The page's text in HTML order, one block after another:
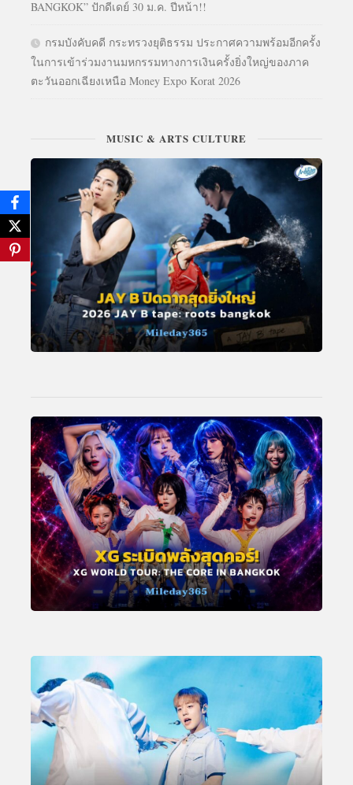
BANGKOK” ปักดีเดย์ 30 ม.ค. ปีหน้า!!
กรมบังคับคดี กระทรวงยุติธรรม ประกาศความพร้อมอีกครั้ง
ในการเข้าร่วมงานมหกรรมทางการเงินครั้งยิ่งใหญ่ของภาค
ตะวันออกเฉียงเหนือ Money Expo Korat 2026
MUSIC & ARTS CULTURE